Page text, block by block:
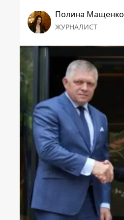
Полина Мащенко
ЖУРНАЛИСТ